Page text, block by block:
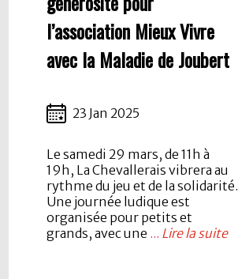
l’association Mieux Vivre
avec la Maladie de Joubert
23 Jan 2025
Le samedi 29 mars, de 11h à
19h, La Chevallerais vibrera au
rythme du jeu et de la solidarité.
Une journée ludique est
organisée pour petits et
grands, avec une ... Lire la suite